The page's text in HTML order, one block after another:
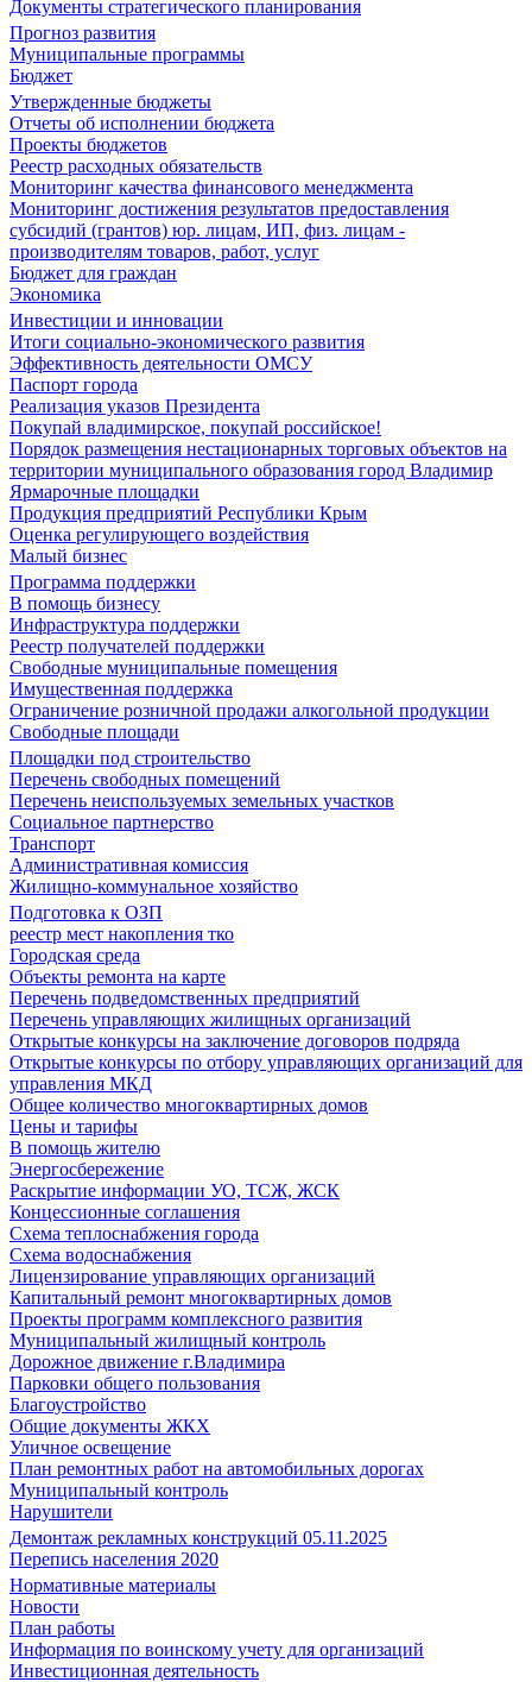
Документы стратегического планирования
Прогноз развития
Муниципальные программы
Бюджет
Утвержденные бюджеты
Отчеты об исполнении бюджета
Проекты бюджетов
Реестр расходных обязательств
Мониторинг качества финансового менеджмента
Мониторинг достижения результатов предоставления
субсидий (грантов) юр. лицам, ИП, физ. лицам -
производителям товаров, работ, услуг
Бюджет для граждан
Экономика
Инвестиции и инновации
Итоги социально-экономического развития
Эффективность деятельности ОМСУ
Паспорт города
Реализация указов Президента
Покупай владимирское, покупай российское!
Порядок размещения нестационарных торговых объектов на
территории муниципального образования город Владимир
Ярмарочные площадки
Продукция предприятий Республики Крым
Оценка регулирующего воздействия
Малый бизнес
Программа поддержки
В помощь бизнесу
Инфраструктура поддержки
Реестр получателей поддержки
Свободные муниципальные помещения
Имущественная поддержка
Ограничение розничной продажи алкогольной продукции
Свободные площади
Площадки под строительство
Перечень свободных помещений
Перечень неиспользуемых земельных участков
Социальное партнерство
Транспорт
Административная комиссия
Жилищно-коммунальное хозяйство
Подготовка к ОЗП
реестр мест накопления тко
Городская среда
Объекты ремонта на карте
Перечень подведомственных предприятий
Перечень управляющих жилищных организаций
Открытые конкурсы на заключение договоров подряда
Открытые конкурсы по отбору управляющих организаций для
управления МКД
Общее количество многоквартирных домов
Цены и тарифы
В помощь жителю
Энергосбережение
Раскрытие информации УО, ТСЖ, ЖСК
Концессионные соглашения
Схема теплоснабжения города
Схема водоснабжения
Лицензирование управляющих организаций
Капитальный ремонт многоквартирных домов
Проекты программ комплексного развития
Муниципальный жилищный контроль
Дорожное движение г.Владимира
Парковки общего пользования
Благоустройство
Общие документы ЖКХ
Уличное освещение
План ремонтных работ на автомобильных дорогах
Муниципальный контроль
Нарушители
Демонтаж рекламных конструкций 05.11.2025
Перепись населения 2020
Нормативные материалы
Новости
План работы
Информация по воинскому учету для организаций
Инвестиционная деятельность